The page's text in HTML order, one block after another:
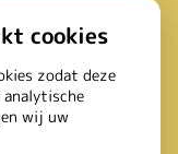
cookies
zodat deze
analytische
wij uw